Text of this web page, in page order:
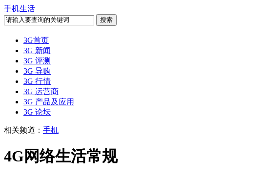
手机生活
3G首页
3G 新闻
3G 评测
3G 导购
3G 行情
3G 运营商
3G 产品及应用
3G 论坛
相关频道： 手机
4G网络生活常规